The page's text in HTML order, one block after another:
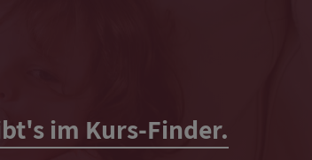
im Kurs-Finder.